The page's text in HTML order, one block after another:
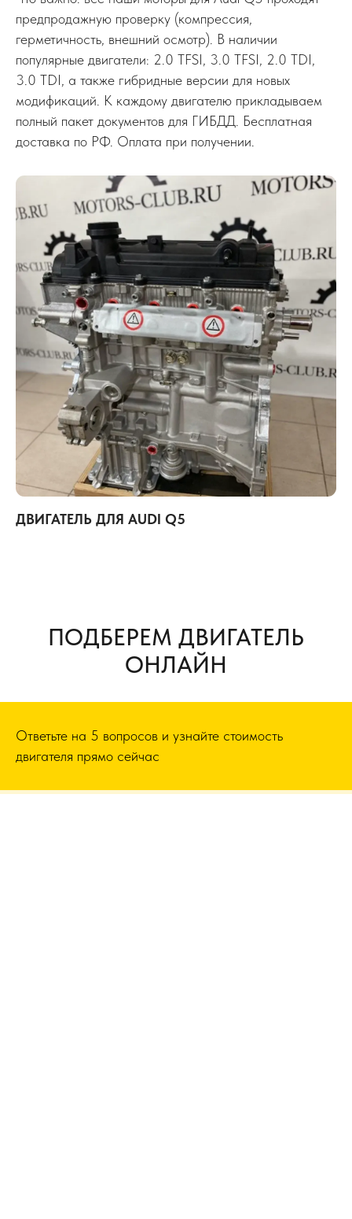
предпродажную проверку (компрессия,
герметичность, внешний осмотр). В наличии
популярные двигатели: 2.0 TFSI, 3.0 TFSI, 2.0 TDI,
3.0 TDI, а также гибридные версии для новых
модификаций. К каждому двигателю прикладываем
полный пакет документов для ГИБДД. Бесплатная
доставка по РФ. Оплата при получении.
ДВИГАТЕЛЬ ДЛЯ AUDI Q5
ПОДБЕРЕМ ДВИГАТЕЛЬ
ОНЛАЙН
Ответьте на 5 вопросов и узнайте стоимость
двигателя прямо сейчас